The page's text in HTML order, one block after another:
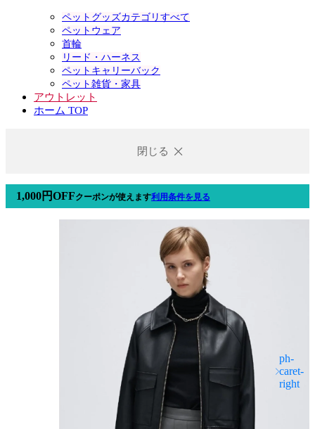
ペットグッズカテゴリすべて
ペットウェア
首輪
リード・ハーネス
ペットキャリーバック
ペット雑貨・家具
アウトレット
ホーム TOP
閉じる
1,000円OFFクーポンが使えます利用条件を見る